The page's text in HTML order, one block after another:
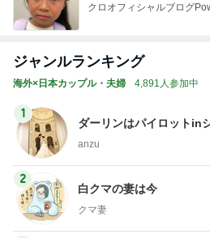
クロオフィシャルブログ
ジャンルランキング
海外×日本カップル・夫婦 4,891人参加中
1
ダーリンはパイロットin
anzu
2
白クマの妻は今
クマ妻